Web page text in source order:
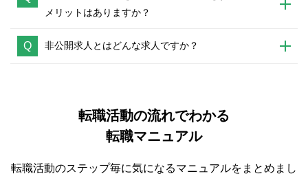
メリットはありますか？
Q 非公開求人とはどんな求人ですか？
転職活動の流れでわかる
転職マニュアル
転職活動のステップ毎に気になるマニュアルをまとめまし